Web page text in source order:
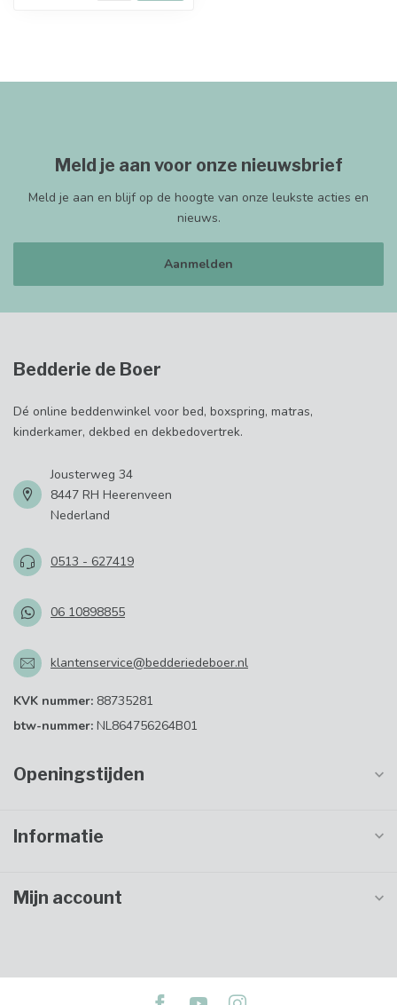
Meld je aan voor onze nieuwsbrief
Meld je aan en blijf op de hoogte van onze leukste acties en
nieuws.
Aanmelden
Bedderie de Boer
Dé online beddenwinkel voor bed, boxspring, matras,
kinderkamer, dekbed en dekbedovertrek.
Jousterweg 34
8447 RH Heerenveen
Nederland
0513 - 627419
06 10898855
klantenservice@bedderiedeboer.nl
KVK nummer: 88735281
btw-nummer: NL864756264B01
Openingstijden
Informatie
Mijn account